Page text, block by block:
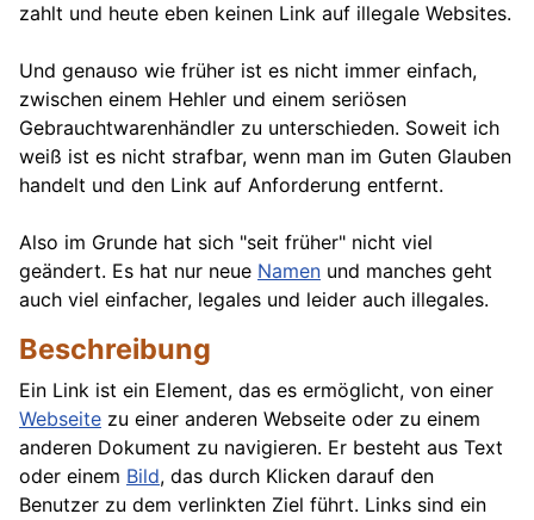
zahlt und heute eben keinen Link auf illegale Websites.
Und genauso wie früher ist es nicht immer einfach,
zwischen einem Hehler und einem seriösen
Gebrauchtwarenhändler zu unterschieden. Soweit ich
weiß ist es nicht strafbar, wenn man im Guten Glauben
handelt und den Link auf Anforderung entfernt.
Also im Grunde hat sich "seit früher" nicht viel
geändert. Es hat nur neue Namen und manches geht
auch viel einfacher, legales und leider auch illegales.
Beschreibung
Ein Link ist ein Element, das es ermöglicht, von einer
Webseite zu einer anderen Webseite oder zu einem
anderen Dokument zu navigieren. Er besteht aus Text
oder einem Bild, das durch Klicken darauf den
Benutzer zu dem verlinkten Ziel führt. Links sind ein